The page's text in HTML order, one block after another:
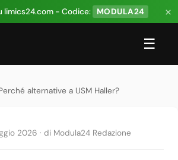
limics24.com - Codice: MODULA24 ×
☰
alternative a USM Haller?
2026 · di Modula24 Redazione